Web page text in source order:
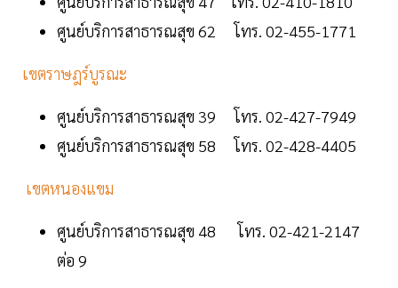
ศูนย์บริการสาธารณสุข 62 โทร. 02-455-1771
เขตราษฎร์บูรณะ
ศูนย์บริการสาธารณสุข 39 โทร. 02-427-7949
ศูนย์บริการสาธารณสุข 58 โทร. 02-428-4405
เขตหนองแขม
ศูนย์บริการสาธารณสุข 48 โทร. 02-421-2147
ต่อ 9